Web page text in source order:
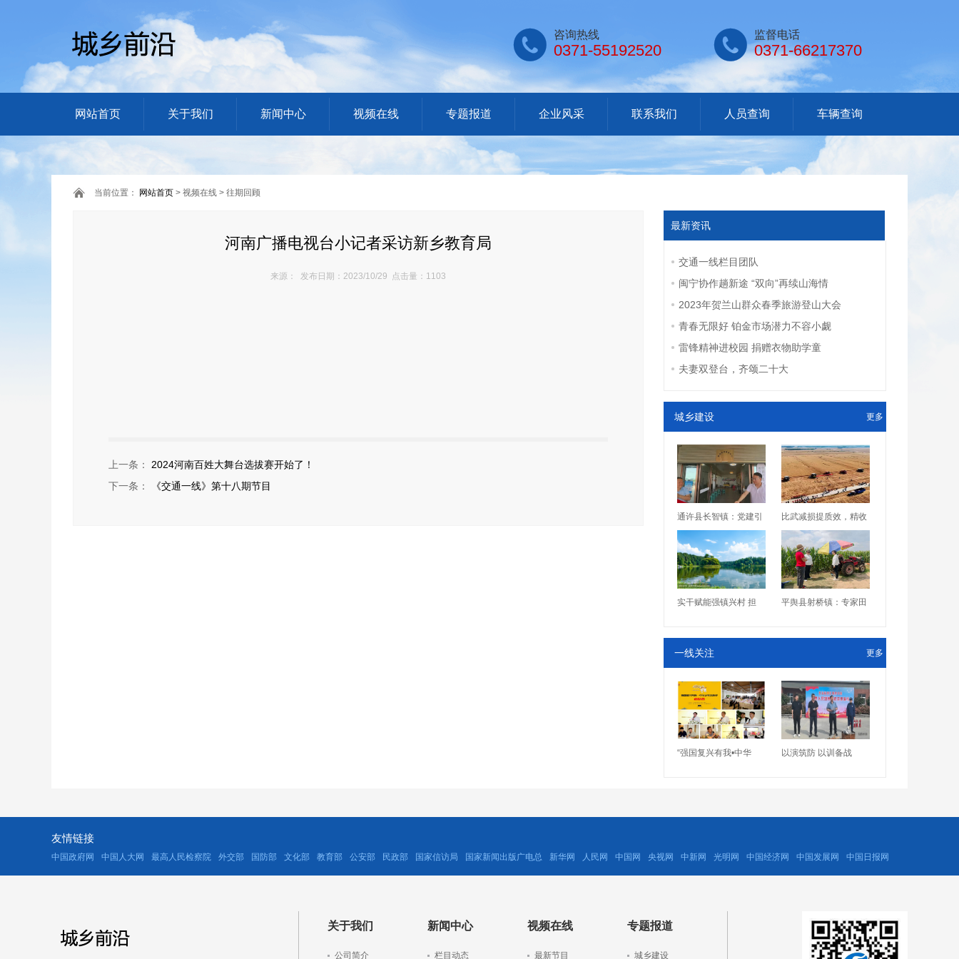
 咨询热线
0371-55192520  监督电话
0371-66217370
网站首页 关于我们 新闻中心 视频在线 专题报道 企业风采 联系我们 人员查询 车辆查询
当前位置： 网站首页 > 视频在线 > 往期回顾
河南广播电视台小记者采访新乡教育局
来源： 发布日期：2023/10/29 点击量：1103
上一条： 2024河南百姓大舞台选拔赛开始了！
下一条：
《交通一线》第十八期节目
最新资讯
交通一线栏目团队
闽宁协作趟新途 “双向”再续山海情
2023年贺兰山群众春季旅游登山大会
青春无限好 铂金市场潜力不容小觑
雷锋精神进校园 捐赠衣物助学童
夫妻双登台，齐颂二十大
城乡建设 更多
通许县长智镇：党建引 比武减损提质效，精收
实干赋能强镇兴村 担 平舆县射桥镇：专家田
一线关注 更多
“强国复兴有我•中华 以演筑防 以训备战
友情链接
中国政府网 中国人大网 最高人民检察院 外交部 国防部 文化部 教育部 公安部 民政部 国家信访局 国家新闻出版广电总 新华网 人民网 中国网 央视网 中新网 光明网 中国经济网 中国发展网 中国日报网
关于我们
公司简介
新闻中心
栏目动态
视频在线
最新节目
专题报道
城乡建设